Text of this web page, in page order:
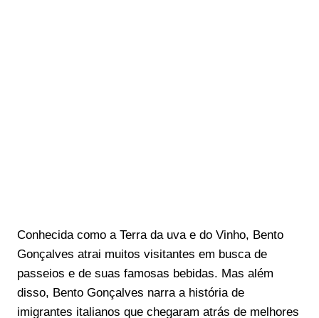
Conhecida como a Terra da uva e do Vinho, Bento
Gonçalves atrai muitos visitantes em busca de
passeios e de suas famosas bebidas. Mas além
disso, Bento Gonçalves narra a história de
imigrantes italianos que chegaram atrás de melhores